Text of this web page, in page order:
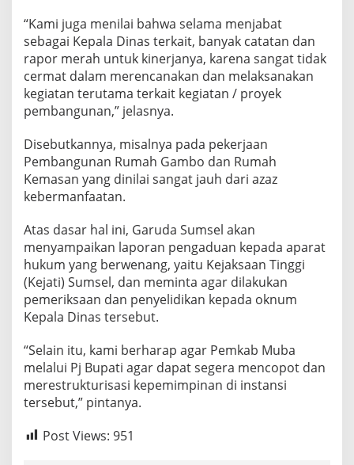
“Kami juga menilai bahwa selama menjabat
sebagai Kepala Dinas terkait, banyak catatan dan
rapor merah untuk kinerjanya, karena sangat tidak
cermat dalam merencanakan dan melaksanakan
kegiatan terutama terkait kegiatan / proyek
pembangunan,” jelasnya.
Disebutkannya, misalnya pada pekerjaan
Pembangunan Rumah Gambo dan Rumah
Kemasan yang dinilai sangat jauh dari azaz
kebermanfaatan.
Atas dasar hal ini, Garuda Sumsel akan
menyampaikan laporan pengaduan kepada aparat
hukum yang berwenang, yaitu Kejaksaan Tinggi
(Kejati) Sumsel, dan meminta agar dilakukan
pemeriksaan dan penyelidikan kepada oknum
Kepala Dinas tersebut.
“Selain itu, kami berharap agar Pemkab Muba
melalui Pj Bupati agar dapat segera mencopot dan
merestrukturisasi kepemimpinan di instansi
tersebut,” pintanya.
Post Views: 951